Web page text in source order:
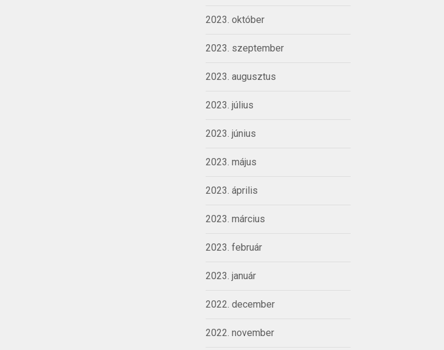
2023. október
2023. szeptember
2023. augusztus
2023. július
2023. június
2023. május
2023. április
2023. március
2023. február
2023. január
2022. december
2022. november